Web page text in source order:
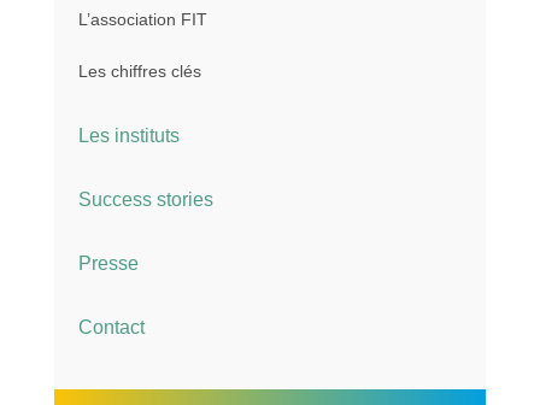
L’association FIT
Les chiffres clés
Les instituts
Success stories
Presse
Contact